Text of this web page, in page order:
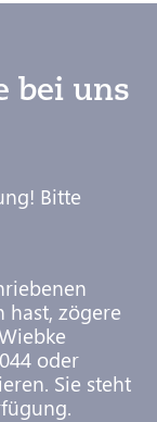
bei uns
Bitte
hast, zögere
oder
Sie steht